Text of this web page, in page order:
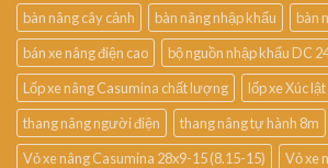
bàn nâng cây cảnh
bàn nâng nhập khẩu
bàn
bán xe nâng điện cao
bộ nguồn nhập khẩu DC
Lốp xe nâng Casumina chất lượng
lốp xe Xúc
thang nâng người điện
thang nâng tự hành 8m
Vỏ xe nâng Casumina 28x9-15 (8.15-15)
Vỏ xe